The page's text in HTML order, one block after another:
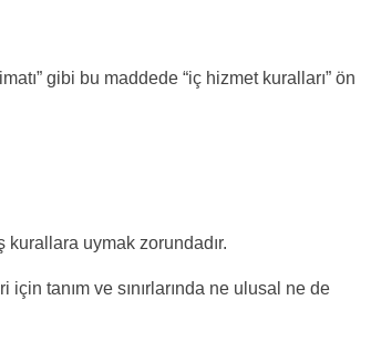
gibi bu maddede “iç hizmet kuralları” ön
kurallara uymak zorundadır.
için tanım ve sınırlarında ne ulusal ne de